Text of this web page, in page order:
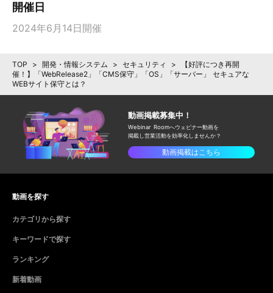
開催日
2024年6月14日開催
TOP > 開発・情報システム > セキュリティ >
【好評につき再開
催！】「WebRelease2」「CMS保守」「OS」「サーバー」 セキュアな
WEBサイト保守とは？
動画掲載募集中！
Webinar Roomへウェビナー動画を
掲載し営業活動を効率化しませんか？
動画掲載はこちら
動画を探す
カテゴリから探す
キーワードで探す
ランキング
新着動画